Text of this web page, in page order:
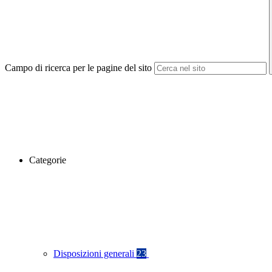
Campo di ricerca per le pagine del sito
Categorie
Disposizioni generali 23